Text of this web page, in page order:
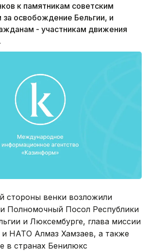
к памятникам советским
освобождение Бельгии, и
- участникам движения
стороны венки возложили
Полномочный Посол Республики
и Люксембурге, глава миссии
НАТО Алмаз Хамзаев, а также
в странах Бенилюкс